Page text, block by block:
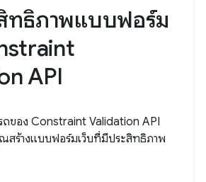
ทธิภาพแบบฟอร์ม
API
ถของ Constraint Validation API
สร้างแบบฟอร์มเว็บที่มีประสิทธิภาพ